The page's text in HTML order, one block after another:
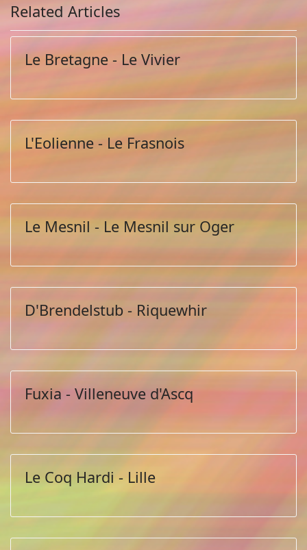
Related Articles
Le Bretagne - Le Vivier
L'Eolienne - Le Frasnois
Le Mesnil - Le Mesnil sur Oger
D'Brendelstub - Riquewhir
Fuxia - Villeneuve d'Ascq
Le Coq Hardi - Lille